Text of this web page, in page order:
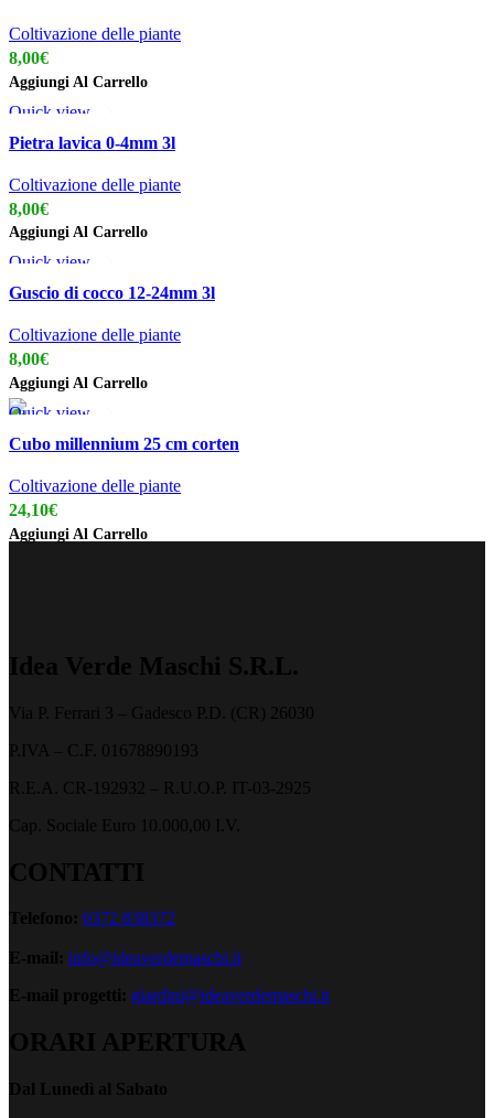
Coltivazione delle piante
8,00€
Aggiungi Al Carrello
Quick view
Add to wishlist
Pietra lavica 0-4mm 3l
Coltivazione delle piante
8,00€
Aggiungi Al Carrello
Quick view
Add to wishlist
Guscio di cocco 12-24mm 3l
Coltivazione delle piante
8,00€
Aggiungi Al Carrello
Quick view
Add to wishlist
Cubo millennium 25 cm corten
Coltivazione delle piante
24,10€
Aggiungi Al Carrello
Idea Verde Maschi S.R.L.
Via P. Ferrari 3 – Gadesco P.D. (CR) 26030
P.IVA – C.F. 01678890193
R.E.A. CR-192932 – R.U.O.P. IT-03-2925
Cap. Sociale Euro 10.000,00 I.V.
CONTATTI
Telefono: 0372 838372
E-mail: info@ideaverdemaschi.it
E-mail progetti: giardini@ideaverdemaschi.it
ORARI APERTURA
Dal Lunedì al Sabato